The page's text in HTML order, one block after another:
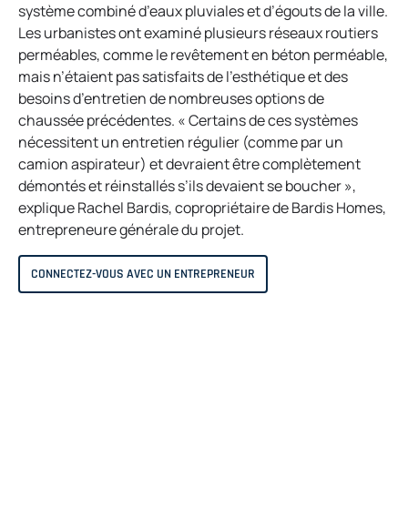
système combiné d’eaux pluviales et d’égouts de la ville.
Les urbanistes ont examiné plusieurs réseaux routiers
perméables, comme le revêtement en béton perméable,
mais n’étaient pas satisfaits de l’esthétique et des
besoins d’entretien de nombreuses options de
chaussée précédentes. « Certains de ces systèmes
nécessitent un entretien régulier (comme par un
camion aspirateur) et devraient être complètement
démontés et réinstallés s’ils devaient se boucher »,
explique Rachel Bardis, copropriétaire de Bardis Homes,
entrepreneure générale du projet.
CONNECTEZ-VOUS AVEC UN ENTREPRENEUR